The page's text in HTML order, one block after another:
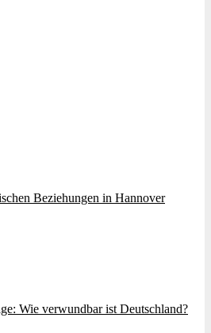
Beziehungen in Hannover
Wie verwundbar ist Deutschland?